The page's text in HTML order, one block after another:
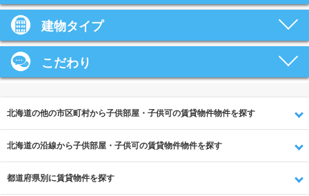
建物タイプ
こだわり
北海道の他の市区町村から子供部屋・子供可の賃貸物件物件を探す
北海道の沿線から子供部屋・子供可の賃貸物件物件を探す
都道府県別に賃貸物件を探す